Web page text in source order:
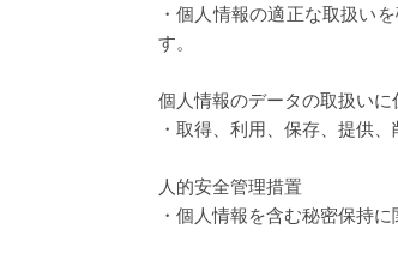
・個人情報の適正な取扱い
す。
個人情報のデータの取扱い
・取得、利用、保存、提供
人的安全管理措置
・個人情報を含む秘密保持